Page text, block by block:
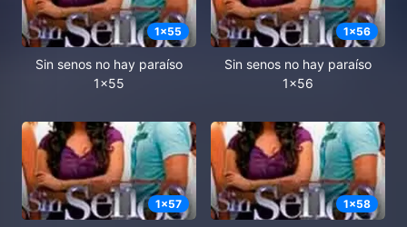
1x55
Sin senos no hay paraíso
1x55
1x56
Sin senos no hay paraíso
1x56
1x57 1x58